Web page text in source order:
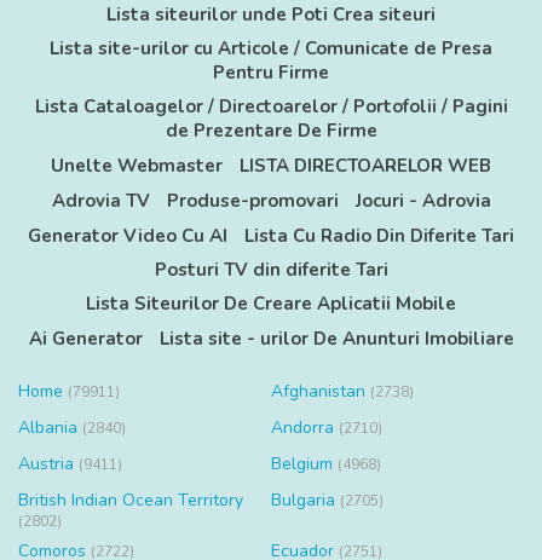
Lista siteurilor unde Poti Crea siteuri
Lista site-urilor cu Articole / Comunicate de Presa
Pentru Firme
Lista Cataloagelor / Directoarelor / Portofolii / Pagini
de Prezentare De Firme
Unelte Webmaster
LISTA DIRECTOARELOR WEB
Adrovia TV
Produse-promovari
Jocuri - Adrovia
Generator Video Cu AI
Lista Cu Radio Din Diferite Tari
Posturi TV din diferite Tari
Lista Siteurilor De Creare Aplicatii Mobile
Ai Generator
Lista site - urilor De Anunturi Imobiliare
Home (79911) Afghanistan (2738)
Albania (2840) Andorra (2710)
Austria (9411) Belgium (4968)
British Indian Ocean Territory
(2802)
Bulgaria (2705)
Comoros (2722) Ecuador (2751)